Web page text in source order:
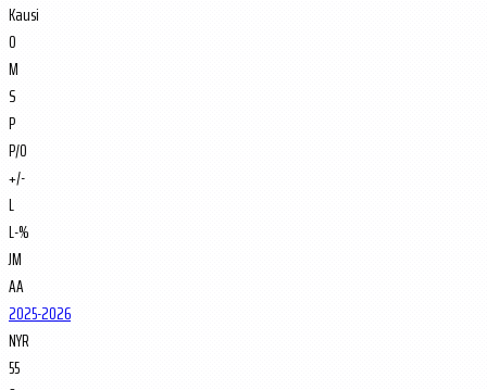
Kausi
O
M
S
P
P/O
+/-
L
L-%
JM
AA
2025-2026
NYR
55